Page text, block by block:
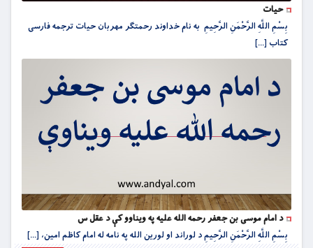
حیات
بِسْمِ اللَّهِ الرَّحْمَنِ الرَّحِيمِ به نام خداوند رحمتگر مهربان حیات ترجمه فارسی
کتاب [...]
د امام موسی بن جعفر رحمه الله علیه په ویناوو کې د عقل س
بِسْمِ اللَّهِ الرَّحْمَنِ الرَّحِيمِ د لوراند او لورین الله په نامه له امام کاظم امین، [...]